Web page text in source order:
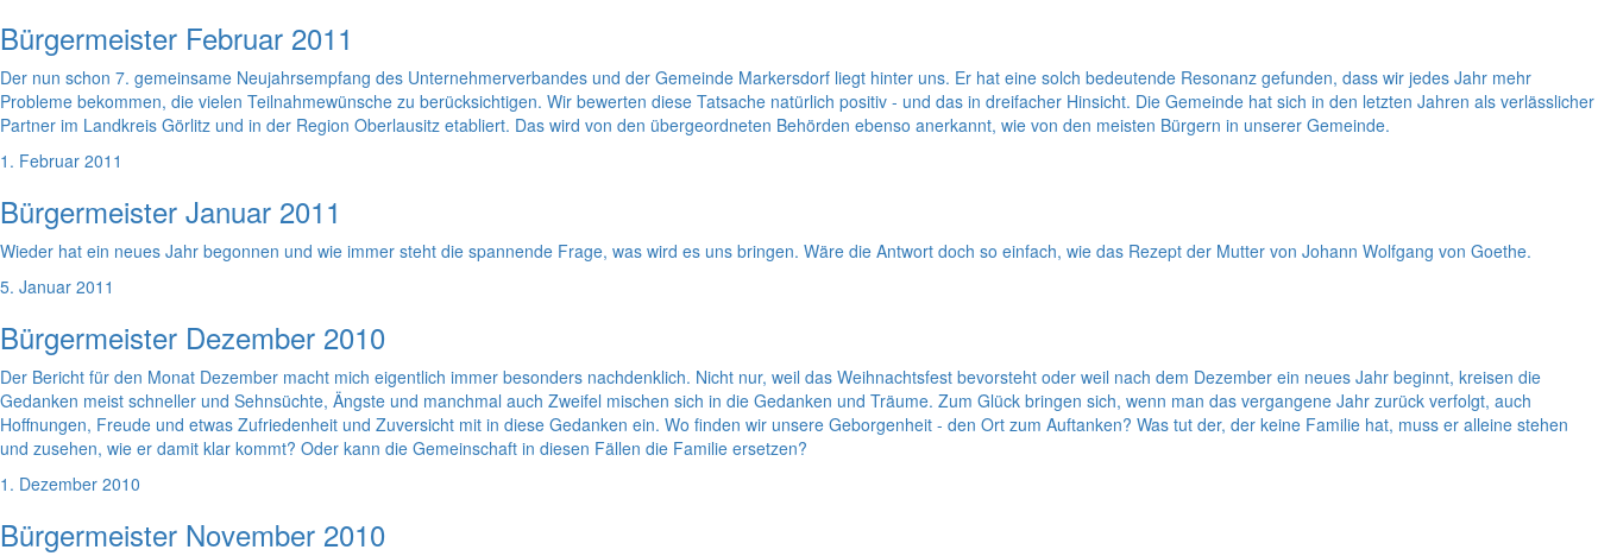
Bürgermeister Februar 2011
Der nun schon 7. gemeinsame Neujahrsempfang des Unternehmerverbandes und der Gemeinde Markersdorf liegt hinter uns. Er hat eine solch bedeutende Resonanz gefunden, dass wir jedes Jahr mehr
Probleme bekommen, die vielen Teilnahmewünsche zu berücksichtigen. Wir bewerten diese Tatsache natürlich positiv - und das in dreifacher Hinsicht. Die Gemeinde hat sich in den letzten Jahren als verlässlicher
Partner im Landkreis Görlitz und in der Region Oberlausitz etabliert. Das wird von den übergeordneten Behörden ebenso anerkannt, wie von den meisten Bürgern in unserer Gemeinde.
1. Februar 2011
Bürgermeister Januar 2011
Wieder hat ein neues Jahr begonnen und wie immer steht die spannende Frage, was wird es uns bringen. Wäre die Antwort doch so einfach, wie das Rezept der Mutter von Johann Wolfgang von Goethe.
5. Januar 2011
Bürgermeister Dezember 2010
Der Bericht für den Monat Dezember macht mich eigentlich immer besonders nachdenklich. Nicht nur, weil das Weihnachtsfest bevorsteht oder weil nach dem Dezember ein neues Jahr beginnt, kreisen die
Gedanken meist schneller und Sehnsüchte, Ängste und manchmal auch Zweifel mischen sich in die Gedanken und Träume. Zum Glück bringen sich, wenn man das vergangene Jahr zurück verfolgt, auch
Hoffnungen, Freude und etwas Zufriedenheit und Zuversicht mit in diese Gedanken ein. Wo finden wir unsere Geborgenheit - den Ort zum Auftanken? Was tut der, der keine Familie hat, muss er alleine stehen
und zusehen, wie er damit klar kommt? Oder kann die Gemeinschaft in diesen Fällen die Familie ersetzen?
1. Dezember 2010
Bürgermeister November 2010